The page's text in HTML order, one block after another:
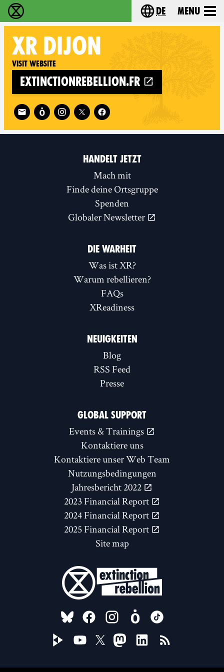
extinction rebellion - Home Choose your
de Menu
XR DIJON
Visit website
extinctionrebellion.fr
Follow XR Dijon on
HANDELT JETZT
Mach mit
Finde deine Ortsgruppe
Spenden
Globaler Newsletter
DIE WARHEIT
Was ist XR?
Warum rebellieren?
FAQs
XReadiness
NEUIGKEITEN
Blog
RSS Feed
Presse
GLOBAL SUPPORT
Events & Trainings
Kontaktiere uns
Kontaktiere unser Web Team
Nutzungsbedingungen
Jahresbericht 2022
2023 Financial Report
2024 Financial Report
2025 Financial Report
Site map
FOLLOW US ON